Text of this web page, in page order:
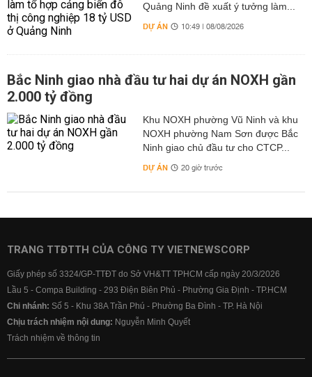
Quảng Ninh đề xuất ý tưởng làm...
DỰ ÁN 10:49 | 08/08/2026
Bắc Ninh giao nhà đầu tư hai dự án NOXH gần
2.000 tỷ đồng
Khu NOXH phường Vũ Ninh và khu
NOXH phường Nam Sơn được Bắc
Ninh giao chủ đầu tư cho CTCP...
DỰ ÁN 20 giờ trước
TRANG TTĐTTH CỦA CÔNG TY VIETNEWSCORP
Giấy phép số 3324/GP-TTĐT do Sở VH&TT TPHCM cấp ngày 20/3/2026
Lầu 5 - Compa Building - 293 Điện Biên Phủ - Phường Gia Định - TP.HCM
Chi nhánh: Số 5 - Khu 38A Trần Phú - Phường Ba Đình - TP. Hà Nội
Chịu trách nhiệm nội dung: Nguyễn Minh Quyết
Trách nhiệm về thông tin